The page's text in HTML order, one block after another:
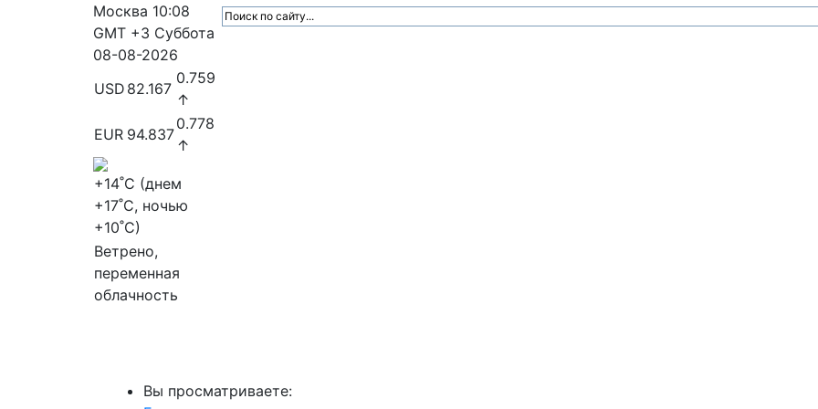
Москва 10:08
GMT +3 Суббота
08-08-2026
USD 82.167
0.759
↑
EUR 94.837
0.778
↑
+14˚C (днем
+17˚C, ночью
+10˚C)
Ветрено,
переменная
облачность
Вы просматриваете: